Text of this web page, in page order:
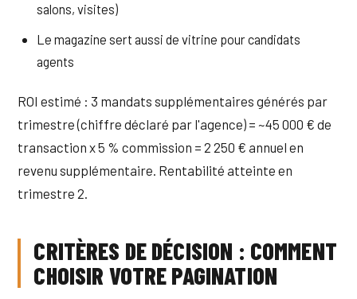
salons, visites)
Le magazine sert aussi de vitrine pour candidats
agents
ROI estimé : 3 mandats supplémentaires générés par
trimestre (chiffre déclaré par l'agence) = ~45 000 € de
transaction x 5 % commission = 2 250 € annuel en
revenu supplémentaire. Rentabilité atteinte en
trimestre 2.
CRITÈRES DE DÉCISION : COMMENT
CHOISIR VOTRE PAGINATION